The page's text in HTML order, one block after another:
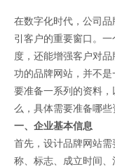
在数字化时代，公司
引客户的重要窗口。
度，还能增强客户对
功的品牌网站，并不
要准备一系列的资料
么，具体需要准备哪些
一、企业基本信息
首先，设计品牌网站
称、标志、成立时间